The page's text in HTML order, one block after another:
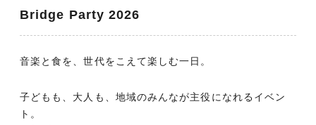
Bridge Party 2026
音楽と食を、世代をこえて楽しむ一日。
子どもも、大人も、地域のみんなが主役になれるイベン
ト。